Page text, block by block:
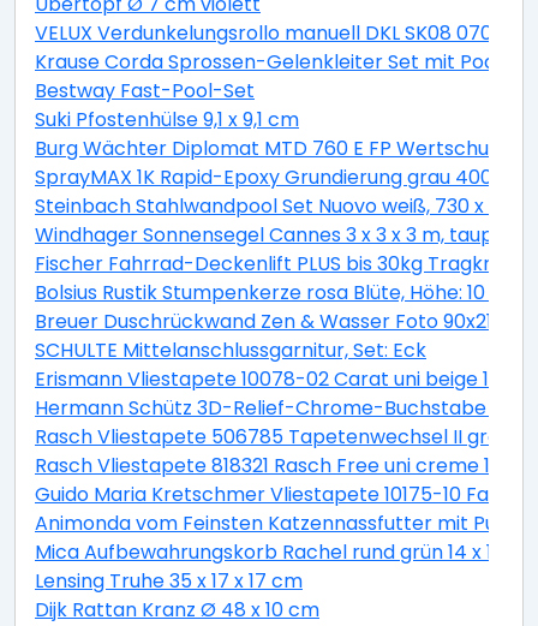
VELUX Verdunkelungsrollo manuell DKL SK08 0705S
Krause Corda Sprossen-Gelenkleiter Set mit Podest
Bestway Fast-Pool-Set
Suki Pfostenhülse 9,1 x 9,1 cm
Burg Wächter Diplomat MTD 760 E FP
SprayMAX 1K Rapid-Epoxy Grundierung grau 400ml
Steinbach Stahlwandpool Set Nuovo weiß, 730 x 366
Windhager Sonnensegel Cannes 3 x 3 x 3 m, taupe
Fischer Fahrrad-Deckenlift PLUS bis 30kg Tragkraft
Bolsius Rustik Stumpenkerze rosa Blüte, Höhe: 10 cm,
Breuer Duschrückwand Zen & Wasser Foto
SCHULTE Mittelanschlussgarnitur, Set: Eck
Erismann Vliestapete 10078-02 Carat uni beige 10,05
Hermann Schütz 3D-Relief-Chrome-Buchstabe C
Rasch Vliestapete 506785 Tapetenwechsel II
Rasch Vliestapete 818321 Rasch Free uni creme 10,05
Guido Maria Kretschmer Vliestapete 10175-10
Animonda vom Feinsten Katzennassfutter mit Pute
Mica Aufbewahrungskorb Rachel rund grün 14 x 14
Lensing Truhe 35 x 17 x 17 cm
Dijk Rattan Kranz Ø 48 x 10 cm